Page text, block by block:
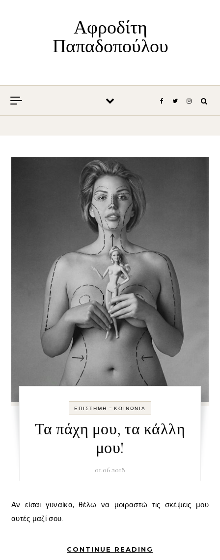
Αφροδίτη
Παπαδοπούλου
ΕΠΙΣΤΉΜΗ - ΚΟΙΝΩΝΊΑ
Τα πάχη μου, τα κάλλη
μου!
01.06.2018
Αν είσαι γυναίκα, θέλω να μοιραστώ τις σκέψεις μου
αυτές μαζί σου.
CONTINUE READING